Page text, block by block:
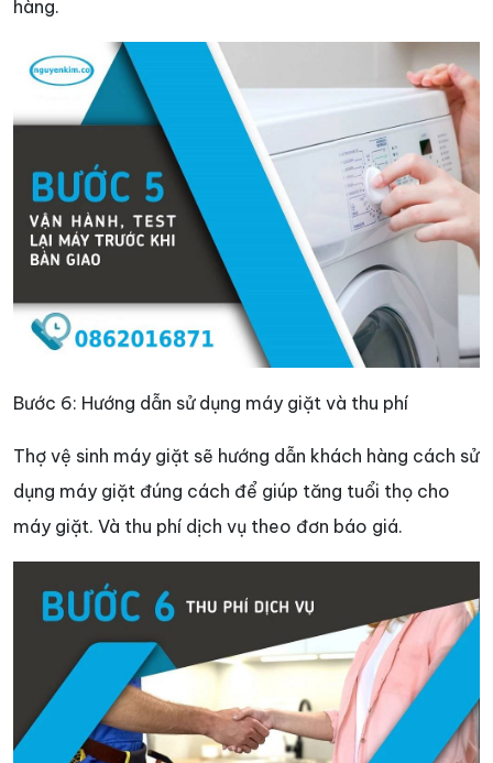
hàng.
Bước 6: Hướng dẫn sử dụng máy giặt và thu phí
Thợ vệ sinh máy giặt sẽ hướng dẫn khách hàng cách sử
dụng máy giặt đúng cách để giúp tăng tuổi thọ cho
máy giặt. Và thu phí dịch vụ theo đơn báo giá.